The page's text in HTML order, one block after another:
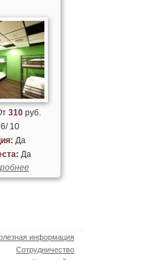
310руб.
6/ 10
Да
Да
информация
Сотрудничество